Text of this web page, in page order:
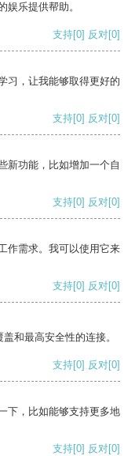
娱乐提供帮助。
支持[0] 反对[0]
习，让我能够取得更好的
支持[0] 反对[0]
新功能，比如增加一个自
支持[0] 反对[0]
作需求。我可以使用它来
支持[0] 反对[0]
和最高安全性的连接。
支持[0] 反对[0]
下，比如能够支持更多地
支持[0] 反对[0]